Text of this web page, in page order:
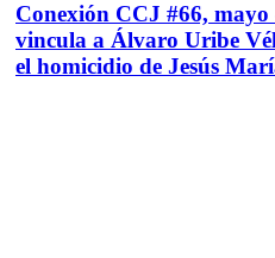
Conexión CCJ #66,
vincula a Álvaro Uribe
el homicidio de Jesús